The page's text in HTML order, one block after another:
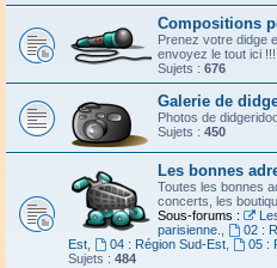
Compositions
Prenez votre didge
envoyez le tout ici !!!
Sujets : 676
Galerie de
Photos de
Sujets : 450
Les bonnes
Toutes les bonnes
concerts, les
Sous-forums :
parisienne.
02 :
Est
04 : Région Sud-Est,
05 :
Sujets : 484